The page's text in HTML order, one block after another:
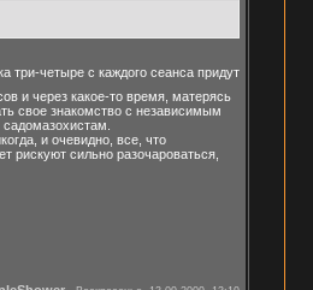
три-четыре с каждого сеанса придут
и через какое-то время, матерясь
свое знакомство с независимым
и очевидно, все, что
рискуют сильно разочароваться,